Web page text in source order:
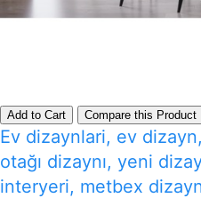
Add to Cart Compare this Product
Ev dizaynlari, ev
otağı dizaynı, yeni
interyeri, metbex